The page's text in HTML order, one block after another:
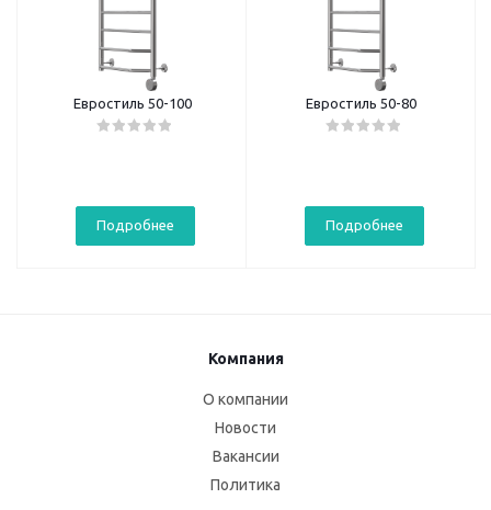
Евростиль 50-100
Подробнее
Евростиль 50-80
Подробнее
Компания
О компании
Новости
Вакансии
Политика